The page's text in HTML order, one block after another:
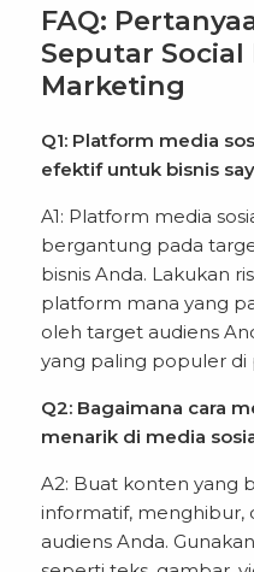
FAQ:
Seputar
Marketing
Q1: Platform media
efektif untuk bisnis
A1: Platform media
bergantung pada
bisnis Anda. Lakukan
platform mana yang
oleh target audiens
yang paling populer
Q2: Bagaimana cara
menarik di media
A2: Buat konten yang
informatif, menghibur,
audiens Anda.